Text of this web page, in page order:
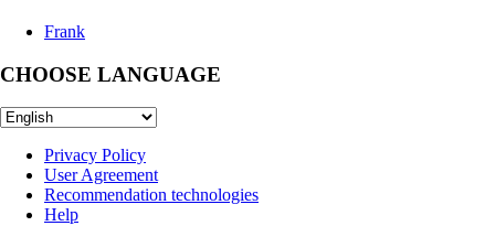
Frank
CHOOSE LANGUAGE
Privacy Policy
User Agreement
Recommendation technologies
Help